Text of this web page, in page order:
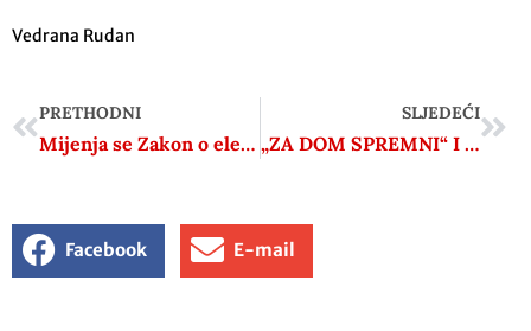
Vedrana Rudan
PRETHODNI
Mijenja se Zakon o elektroničkim medijima; širitelje govora mržnje čekaju masne kazne
SLJEDEĆI
„ZA DOM SPREMNI“ I NIKOLA TESLA NE MOGU SKUPA
Facebook E-mail